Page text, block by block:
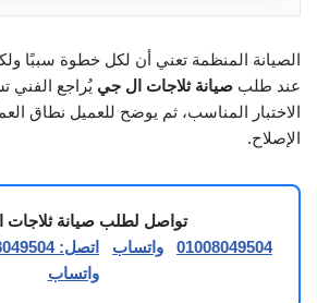
الصيانة المنظمة تعني أن لكل خطوة سببًا
عند طلب صيانة ثلاجات ال جي يُراجع الفني
الاختبار المناسب، ثم يوضح للعميل نطاق
الإصلاح.
تواصل لطلب صيانة
01008049504
واتساب اتصل: 01008049504
واتساب